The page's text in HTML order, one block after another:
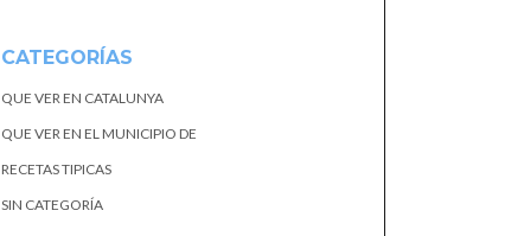
CATEGORÍAS
QUE VER EN CATALUNYA
QUE VER EN EL MUNICIPIO DE
RECETAS TIPICAS
SIN CATEGORÍA